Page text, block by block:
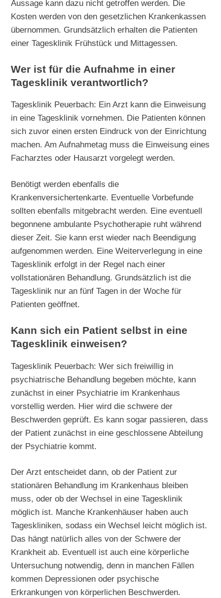
Aussage kann dazu nicht getroffen werden. Die
Kosten werden von den gesetzlichen Krankenkassen
übernommen. Grundsätzlich erhalten die Patienten
einer Tagesklinik Frühstück und Mittagessen.
Wer ist für die Aufnahme in einer
Tagesklinik verantwortlich?
Tagesklinik Peuerbach: Ein Arzt kann die Einweisung
in eine Tagesklinik vornehmen. Die Patienten können
sich zuvor einen ersten Eindruck von der Einrichtung
machen. Am Aufnahmetag muss die Einweisung eines
Facharztes oder Hausarzt vorgelegt werden.
Benötigt werden ebenfalls die
Krankenversichertenkarte. Eventuelle Vorbefunde
sollten ebenfalls mitgebracht werden. Eine eventuell
begonnene ambulante Psychotherapie ruht während
dieser Zeit. Sie kann erst wieder nach Beendigung
aufgenommen werden. Eine Weiterverlegung in eine
Tagesklinik erfolgt in der Regel nach einer
vollstationären Behandlung. Grundsätzlich ist die
Tagesklinik nur an fünf Tagen in der Woche für
Patienten geöffnet.
Kann sich ein Patient selbst in eine
Tagesklinik einweisen?
Tagesklinik Peuerbach: Wer sich freiwillig in
psychiatrische Behandlung begeben möchte, kann
zunächst in einer Psychiatrie im Krankenhaus
vorstellig werden. Hier wird die schwere der
Beschwerden geprüft. Es kann sogar passieren, dass
der Patient zunächst in eine geschlossene Abteilung
der Psychiatrie kommt.
Der Arzt entscheidet dann, ob der Patient zur
stationären Behandlung im Krankenhaus bleiben
muss, oder ob der Wechsel in eine Tagesklinik
möglich ist. Manche Krankenhäuser haben auch
Tageskliniken, sodass ein Wechsel leicht möglich ist.
Das hängt natürlich alles von der Schwere der
Krankheit ab. Eventuell ist auch eine körperliche
Untersuchung notwendig, denn in manchen Fällen
kommen Depressionen oder psychische
Erkrankungen von körperlichen Beschwerden.